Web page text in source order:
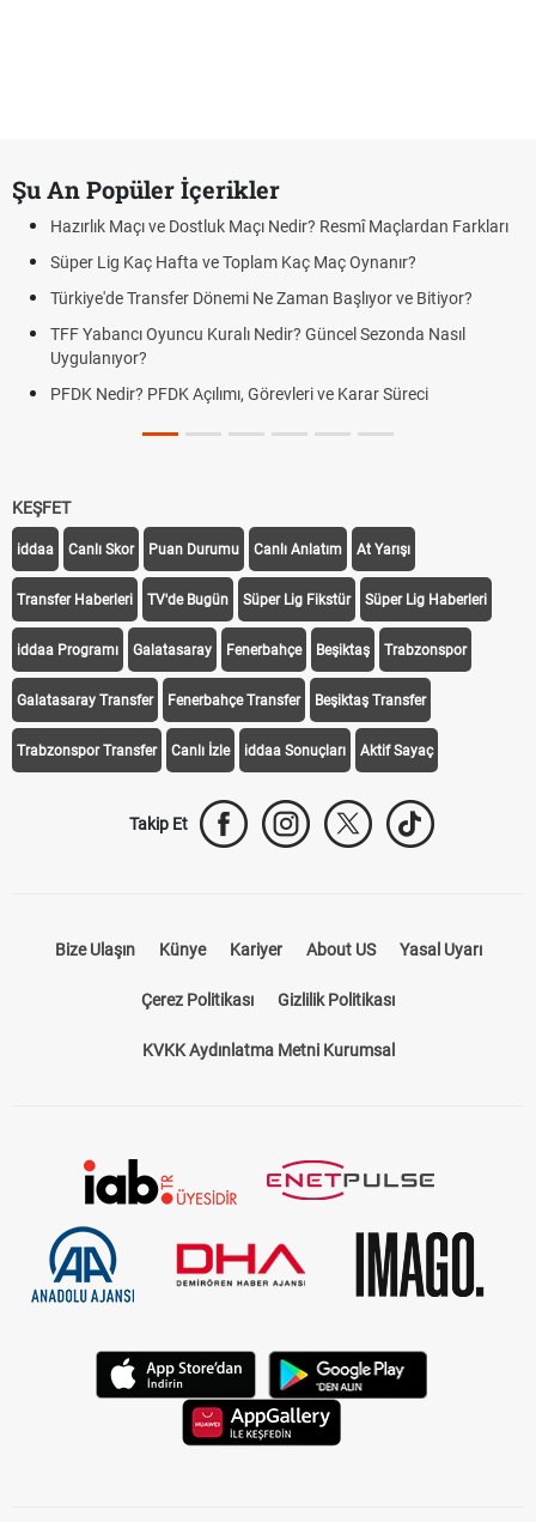
Şu An Popüler İçerikler
Hazırlık Maçı ve Dostluk Maçı Nedir? Resmî Maçlardan Farkları
Süper Lig Kaç Hafta ve Toplam Kaç Maç Oynanır?
Türkiye'de Transfer Dönemi Ne Zaman Başlıyor ve Bitiyor?
TFF Yabancı Oyuncu Kuralı Nedir? Güncel Sezonda Nasıl
Uygulanıyor?
PFDK Nedir? PFDK Açılımı, Görevleri ve Karar Süreci
KEŞFET
iddaa Canlı Skor Puan Durumu Canlı Anlatım At Yarışı
Transfer Haberleri TV'de Bugün Süper Lig Fikstür Süper Lig Haberleri
iddaa Programı Galatasaray Fenerbahçe Beşiktaş Trabzonspor
Galatasaray Transfer Fenerbahçe Transfer Beşiktaş Transfer
Trabzonspor Transfer Canlı İzle iddaa Sonuçları Aktif Sayaç
Takip Et
Bize Ulaşın Künye Kariyer About US Yasal Uyarı
Çerez Politikası Gizlilik Politikası
KVKK Aydınlatma Metni Kurumsal